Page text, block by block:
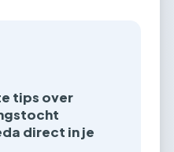
tips over
direct in je